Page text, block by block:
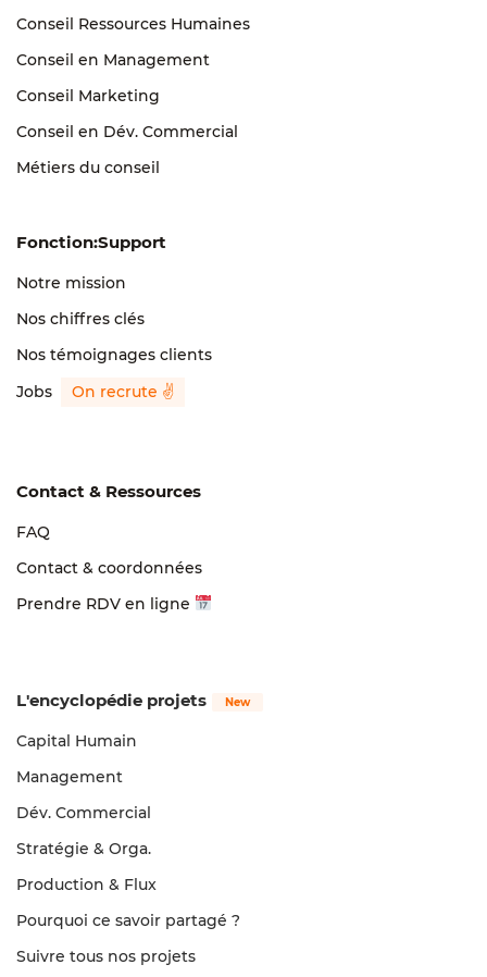
Conseil Ressources Humaines
Conseil en Management
Conseil Marketing
Conseil en Dév. Commercial
Métiers du conseil
Fonction:Support
Notre mission
Nos chiffres clés
Nos témoignages clients
Jobs
Contact & Ressources
FAQ
Contact & coordonnées
Prendre RDV en ligne
L'encyclopédie projets
Capital Humain
Management
Dév. Commercial
Stratégie & Orga.
Production & Flux
Pourquoi ce savoir partagé ?
Suivre tous nos projets